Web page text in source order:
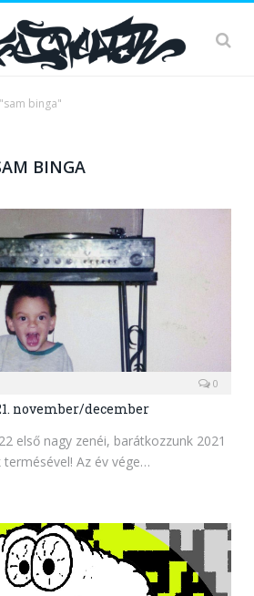
binga"
BINGA
0
november/december
első nagy zenéi, barátkozzunk 2021
Az év vége…